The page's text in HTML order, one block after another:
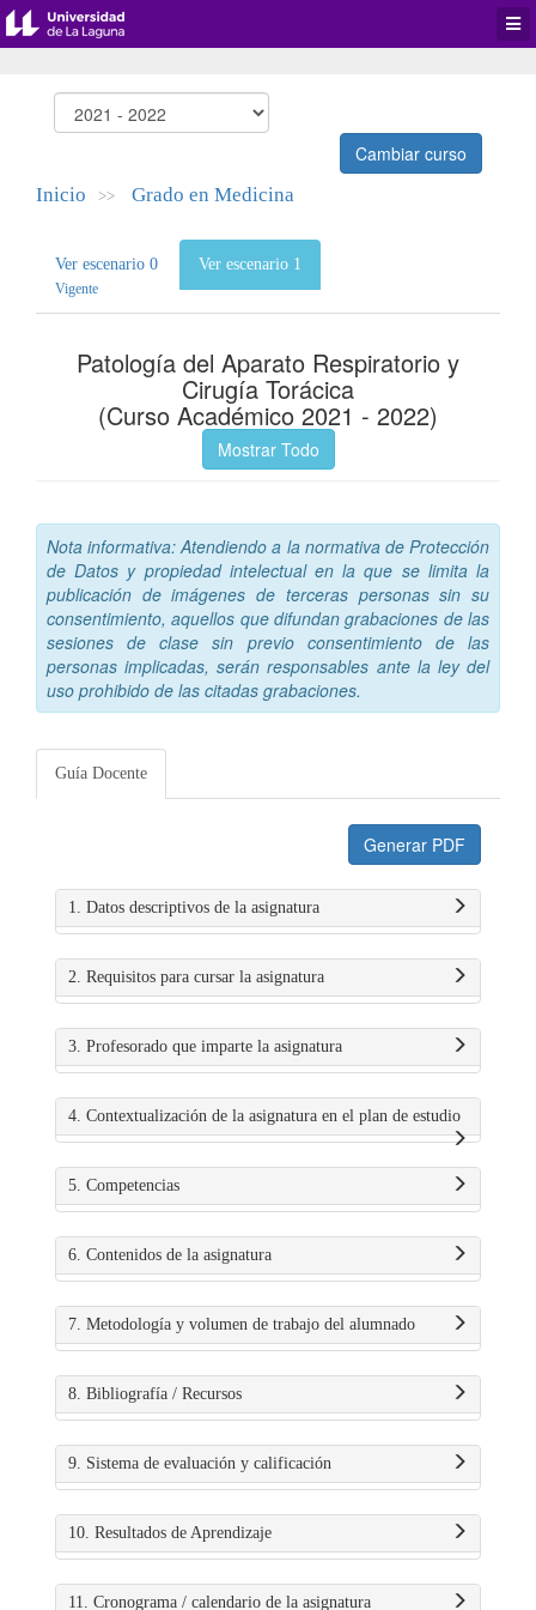
Cambiar curso
Inicio >> Grado en Medicina
Ver escenario 0
Vigente
Ver escenario 1
Patología del Aparato Respiratorio y
Cirugía Torácica
(Curso Académico 2021 - 2022)
Mostrar Todo
Nota informativa: Atendiendo a la normativa de Protección
de Datos y propiedad intelectual en la que se limita la
publicación de imágenes de terceras personas sin su
consentimiento, aquellos que difundan grabaciones de las
sesiones de clase sin previo consentimiento de las
personas implicadas, serán responsables ante la ley del
uso prohibido de las citadas grabaciones.
Guía Docente
Generar PDF
1. Datos descriptivos de la asignatura
2. Requisitos para cursar la asignatura
3. Profesorado que imparte la asignatura
4. Contextualización de la asignatura en el plan de estudio
5. Competencias
6. Contenidos de la asignatura
7. Metodología y volumen de trabajo del alumnado
8. Bibliografía / Recursos
9. Sistema de evaluación y calificación
10. Resultados de Aprendizaje
11. Cronograma / calendario de la asignatura